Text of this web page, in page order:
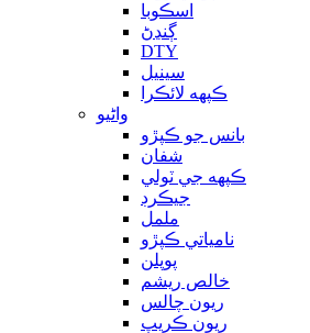
اسڪوبا
ڳنڍڻ
DTY
سينيل
ڪپهه لائڪرا
واڻيو
بانس جو ڪپڙو
شفان
ڪپهه جي ٽولي
جيڪرڊ
ململ
نامياتي ڪپڙو
پوپلن
خالص ريشم
ريون چالس
ريون ڪريپ